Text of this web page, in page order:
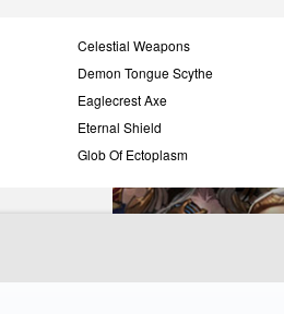
Celestial Weapons
Demon Tongue Scythe
Eaglecrest Axe
Eternal Shield
Glob Of Ectoplasm
Oppressor's Weapons